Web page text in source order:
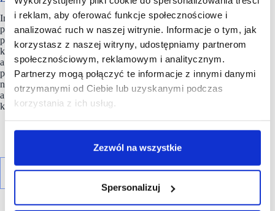
i reklam, aby oferować funkcje społecznościowe i
analizować ruch w naszej witrynie. Informacje o tym, jak
korzystasz z naszej witryny, udostępniamy partnerom
społecznościowym, reklamowym i analitycznym.
Partnerzy mogą połączyć te informacje z innymi danymi
otrzymanymi od Ciebie lub uzyskanymi podczas
korzystania z ich usług.
Zezwól na wszystkie
Spersonalizuj
Inwestorzy podejmują wiele działań, które sprawiają, że ich
portfele stają się coraz bardziej zrównoważone. Niemal 80
proc. z nich rozwija posiadane budynki w sposób,
który umożliwi ich certyfikację np. LEED czy BREEAM,
a ponad połowa przed podjęciem decyzji o inwestycji
poszukuje doradztwa u instytucji certyfikujących. Nieco więcej
niż jedna trzecia dofinansowuje zrównoważone obiekty,
a prawie jedna czwarta wyprzedaje te, które nie spełniają
kryteriów ESG.